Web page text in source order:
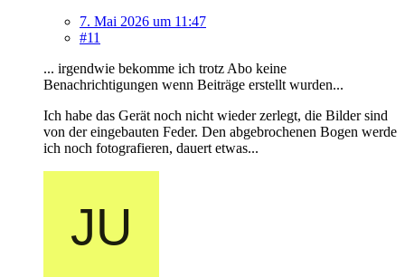
7. Mai 2026 um 11:47
#11
... irgendwie bekomme ich trotz Abo keine
Benachrichtigungen wenn Beiträge erstellt wurden...
Ich habe das Gerät noch nicht wieder zerlegt, die Bilder sind
von der eingebauten Feder. Den abgebrochenen Bogen werde
ich noch fotografieren, dauert etwas...